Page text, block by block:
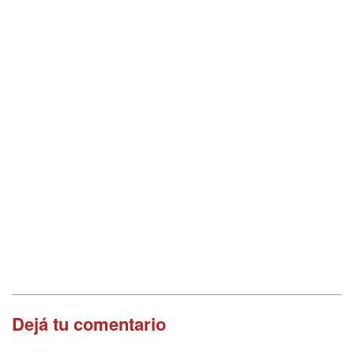
Dejá tu comentario